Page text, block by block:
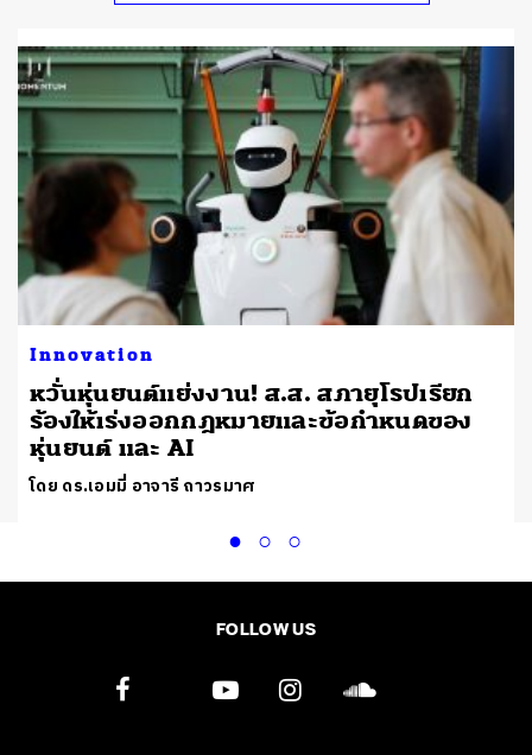
Innovation
หวั่นหุ่นยนต์แย่งงาน! ส.ส. สภายุโรปเรียก
ร้องให้เร่งออกกฎหมายและข้อกำหนดของ
หุ่นยนต์ และ AI
โดย ดร.เอมมี่ อาจารี ถาวรมาศ
FOLLOW US